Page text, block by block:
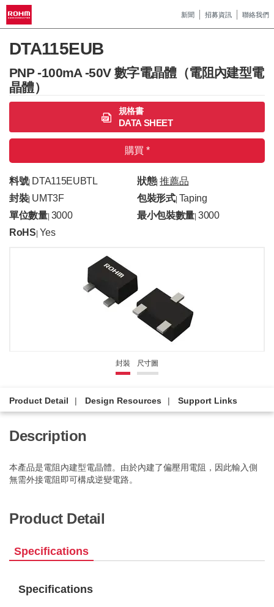
新聞 招募資訊 聯絡我們
DTA115EUB
PNP -100mA -50V 數字電晶體（電阻內建型電
晶體）
規格書
DATA SHEET
購買 *
料號| DTA115EUBTL 狀態|推薦品
封裝| UMT3F 包裝形式| Taping
單位數量| 3000 最小包裝數量 |3000
RoHS Yes
封裝 尺寸圖
Product Detail Design Resources Support Links
Description
本產品是電阻內建型電晶體。由於內建了偏壓用電阻，因此輸入側
無需外接電阻即可構成逆變電路。
Product Detail
Specifications
Specifications